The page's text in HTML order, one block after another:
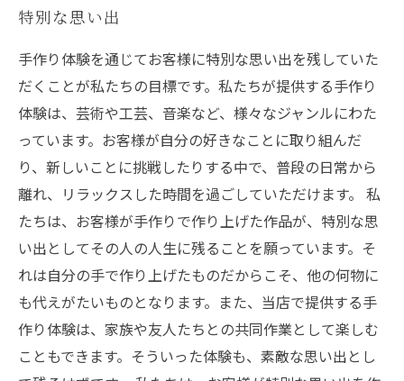
特別な思い出
手作り体験を通じてお客様に特別な思い出を残していた
だくことが私たちの目標です。私たちが提供する手作り
体験は、芸術や工芸、音楽など、様々なジャンルにわた
っています。お客様が自分の好きなことに取り組んだ
り、新しいことに挑戦したりする中で、普段の日常から
離れ、リラックスした時間を過ごしていただけます。 私
たちは、お客様が手作りで作り上げた作品が、特別な思
い出としてその人の人生に残ることを願っています。そ
れは自分の手で作り上げたものだからこそ、他の何物に
も代えがたいものとなります。また、当店で提供する手
作り体験は、家族や友人たちとの共同作業として楽しむ
こともできます。そういった体験も、素敵な思い出とし